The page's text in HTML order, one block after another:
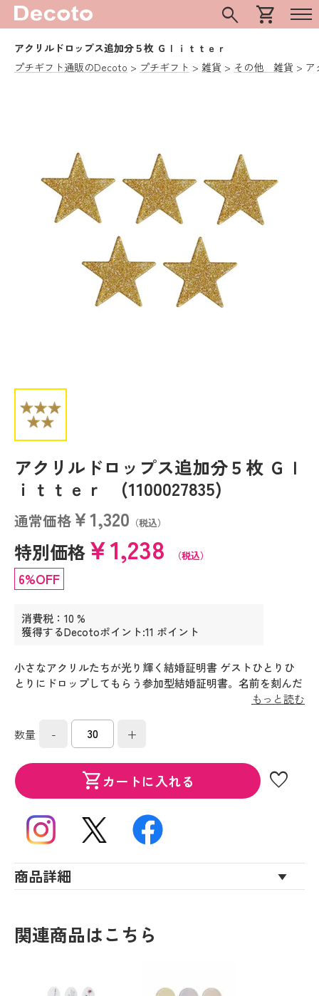
search shopping_cart
アクリルドロップス追加分５枚 Ｇｌｉｔｔｅｒ
プチギフト通販のDecoto
プチギフト 雑貨 その他 雑貨 ア
アクリルドロップス追加分５枚 Ｇｌ
ｉｔｔｅｒ (1100027835)
通常価格￥1,320 （税込）
特別価格￥1,238 （税込）
6%OFF
消費税：10 %
獲得するDecotoポイント:11 ポイント
小さなアクリルたちが光り輝く結婚証明書 ゲストひとりひ
とりにドロップしてもらう参加型結婚証明書。名前を刻んだ
一粒が、一生の宝物に。ゲストの祝福が降り積って完成する
もっと読む
数量 - +
shopping_cartカートに入れる favorite
商品詳細
関連商品はこちら